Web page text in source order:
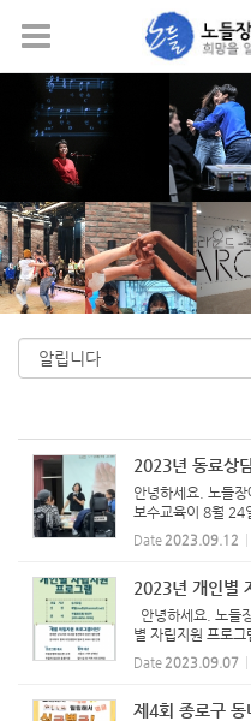
메
2023년 동료상
안녕하세요. 노들
보수교육이 8월 24
다양한 장애유형 이
를 가지고 교육을
Date 2023.09.12
2023년 개인별
안녕하세요. 노들
별 자립지원 프로
신청 부탁드립니
집기간 : 상시모집
Date 2023.09.07
제4회 종로구 동